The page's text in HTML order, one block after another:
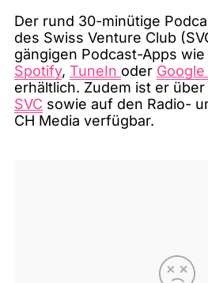
Der rund 30-minütige
des Swiss Venture Club
gängigen Podcast-Apps wie
Spotify, TuneIn oder
erhältlich. Zudem ist er über
SVC sowie auf den Radio-
CH Media verfügbar.